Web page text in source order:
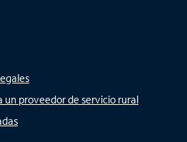
un proveedor de servicio rural